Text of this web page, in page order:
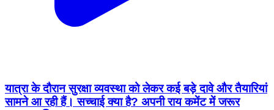
यात्रा के दौरान सुरक्षा व्यवस्था को लेकर कई बड़े दावे और तैयारियां
सामने आ रही हैं। सच्चाई क्या है? अपनी राय कमेंट में जरूर